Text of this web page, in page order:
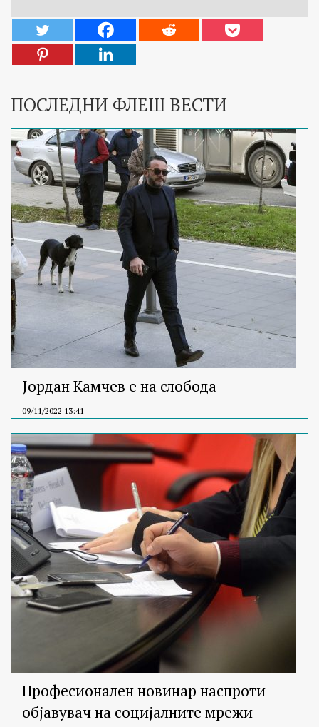
ПОСЛЕДНИ ФЛЕШ ВЕСТИ
Јордан Камчев е на слобода
09/11/2022 13:41
Професионален новинар наспроти
објавувач на социјалните мрежи